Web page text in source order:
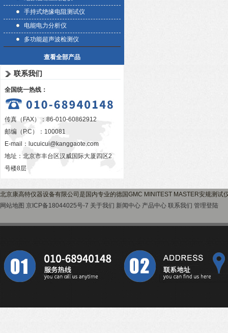
手持式绝缘电阻测试仪
电能电力分析仪
多功能超声波检测仪
查看全部产品
联系我们
全国统一热线：
传真（FAX）：86-010-60862912
邮编（P.C）：100081
E-mail： lucuicui@kanggaote.com
地址：北京市丰台区汉威国际大厦四区2
号楼8层
北京康高特仪器设备有限公司是国内专业的德国GMC MINITEST MASTER安规测试
网站地图 京ICP备18044025号-7 关于我们 新闻中心 产品中心 联系我们 管理登陆